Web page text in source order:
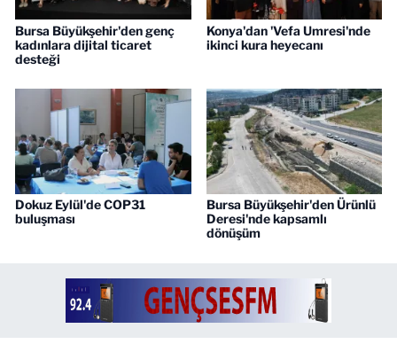
Bursa Büyükşehir'den genç
kadınlara dijital ticaret
desteği
Konya'dan 'Vefa Umresi'nde
ikinci kura heyecanı
Dokuz Eylül'de COP31
buluşması
Bursa Büyükşehir'den Ürünlü
Deresi'nde kapsamlı
dönüşüm